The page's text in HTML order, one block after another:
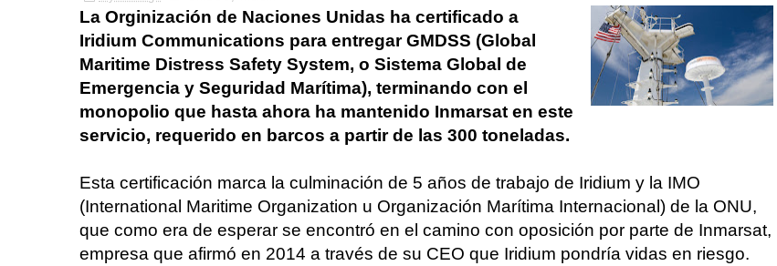
La Orginización de Naciones Unidas ha certificado a
Iridium Communications para entregar GMDSS (Global
Maritime Distress Safety System, o Sistema Global de
Emergencia y Seguridad Marítima), terminando con el
monopolio que hasta ahora ha mantenido Inmarsat en este
servicio, requerido en barcos a partir de las 300 toneladas.
Esta certificación marca la culminación de 5 años de trabajo de Iridium y la IMO
(International Maritime Organization u Organización Marítima Internacional) de la ONU,
que como era de esperar se encontró en el camino con oposición por parte de Inmarsat,
empresa que afirmó en 2014 a través de su CEO que Iridium pondría vidas en riesgo.